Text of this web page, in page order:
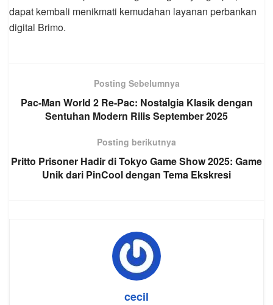
dapat kembali menikmati kemudahan layanan perbankan
digital Brimo.
Posting Sebelumnya
Pac-Man World 2 Re-Pac: Nostalgia Klasik dengan
Sentuhan Modern Rilis September 2025
Posting berikutnya
Pritto Prisoner Hadir di Tokyo Game Show 2025: Game
Unik dari PinCool dengan Tema Ekskresi
cecil